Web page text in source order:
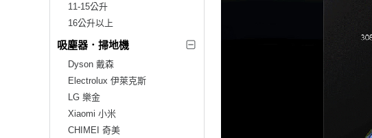
11-15公升
16公升以上
吸塵器．掃地機
Dyson 戴森
Electrolux 伊萊克斯
LG 樂金
Xiaomi 小米
CHIMEI 奇美